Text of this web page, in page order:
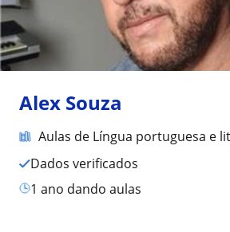
Alex Souza
Aulas de Língua portuguesa e
Dados verificados
1 ano dando aulas